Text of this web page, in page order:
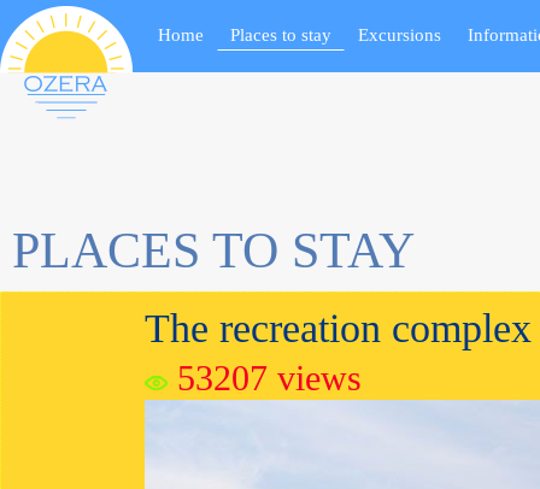
Notice : Undefined variable: questpos in
/home/trek428/ozera.com.ua/www/
Notice
: Undefined variable: questposall in
Home Places to stay Excursions
PLACES TO STAY
The recreation
53207 views